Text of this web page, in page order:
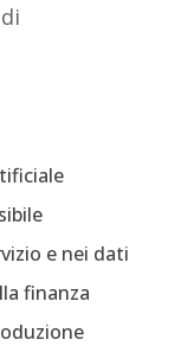
e nei dati
finanza